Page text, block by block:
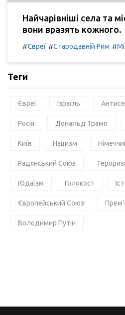
Найчарівніші села та
вони вразять кожного.
#Євреї #Стародавній Рим #
Теги
Євреї Ізраїль
Росія Дональд Трамп
Київ Нацизм
Радянський Союз
Юдаїзм Голокост
Європейський Союз
Володимир Путін